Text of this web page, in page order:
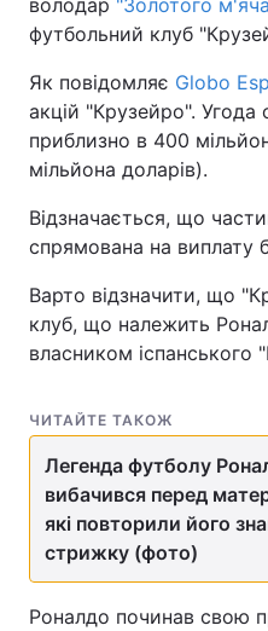
футбольний клуб
Як повідомляє Globo
акцій "Крузейро".
приблизно в 400
мільйона доларів).
Відзначається, що
спрямована на виплату
Варто відзначити, що
клуб, що належить
власником іспанського
ЧИТАЙТЕ ТАКОЖ
Легенда футболу
вибачився перед
які повторили його
стрижку (фото)
Роналдо починав свою